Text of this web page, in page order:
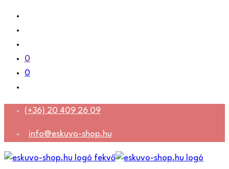
0
0
(+36) 20 409 26 09
info@eskuvo-shop.hu